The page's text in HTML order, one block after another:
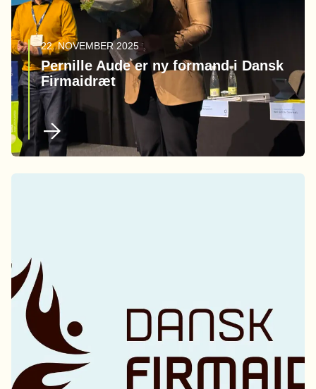
22. NOVEMBER 2025
Pernille Aude er ny formand i Dansk
Firmaidræt